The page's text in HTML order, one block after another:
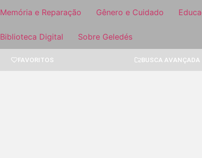
Memória e Reparação Gênero e Cuidado
Biblioteca Digital Sobre Geledés
FAVORITOS BUSCA AVANÇADA